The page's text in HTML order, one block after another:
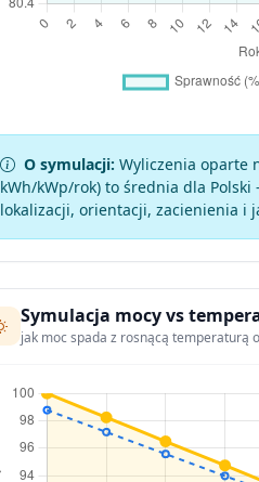
O symulacji: Wyliczenia oparte
kWh/kWp/rok) to średnia dla
lokalizacji, orientacji, zacienienia i
Symulacja mocy vs
jak moc spada z rosnącą temperaturą